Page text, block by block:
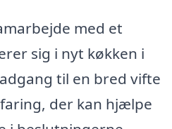
med et
sig i nyt køkken i
til en bred vifte
der kan hjælpe